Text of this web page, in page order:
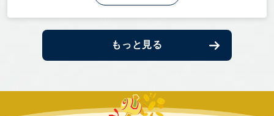
もっと見る